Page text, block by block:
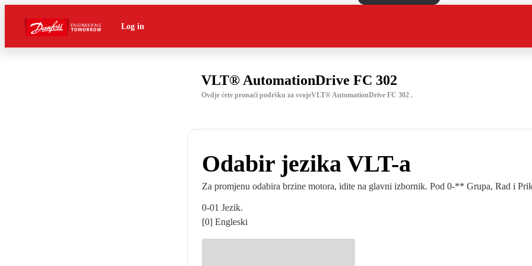
Log in
VLT® AutomationDrive FC 302
Ovdje ćete pronaći podršku za svojeVLT® AutomationDrive FC 302 .
Odabir jezika VLT-a
Za promjenu odabira brzine motora, idite na glavni izbornik. Pod 0-** Grupa, Rad i
0-01 Jezik.
[0] Engleski